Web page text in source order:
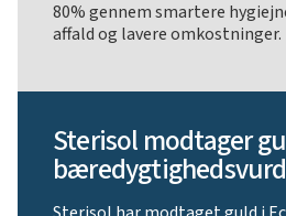
80% gennem smartere
affald og lavere omkostninger.
Sterisol modtager